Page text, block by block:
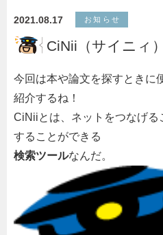
2021.08.17 お知らせ
CiNii（サイニィ
今回は本や論文を探すときに
紹介するね！
CiNiiとは、ネットをつなげる
することができる
検索ツールなんだ。